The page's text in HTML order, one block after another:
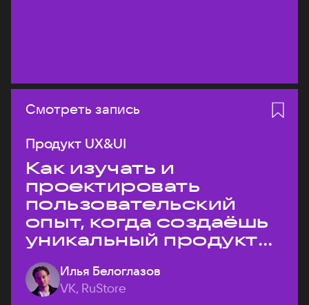
Смотреть запись
Продукт UX&UI
Как изучать и
проектировать
пользовательский
опыт, когда создаёшь
уникальный продукт
на рынке?
Илья Белоглазов
VK, RuStore